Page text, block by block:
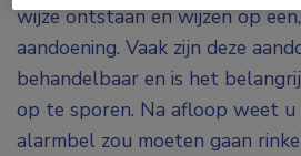
wijze ontstaan en wijzen op
aandoening. Vaak zijn deze
behandelbaar en is het
op te sporen. Na afloop weet
alarmbel zou moeten gaan